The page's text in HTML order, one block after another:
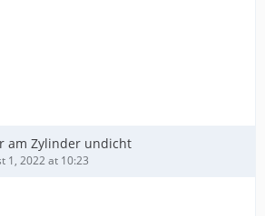
am Zylinder undicht
1, 2022 at 10:23